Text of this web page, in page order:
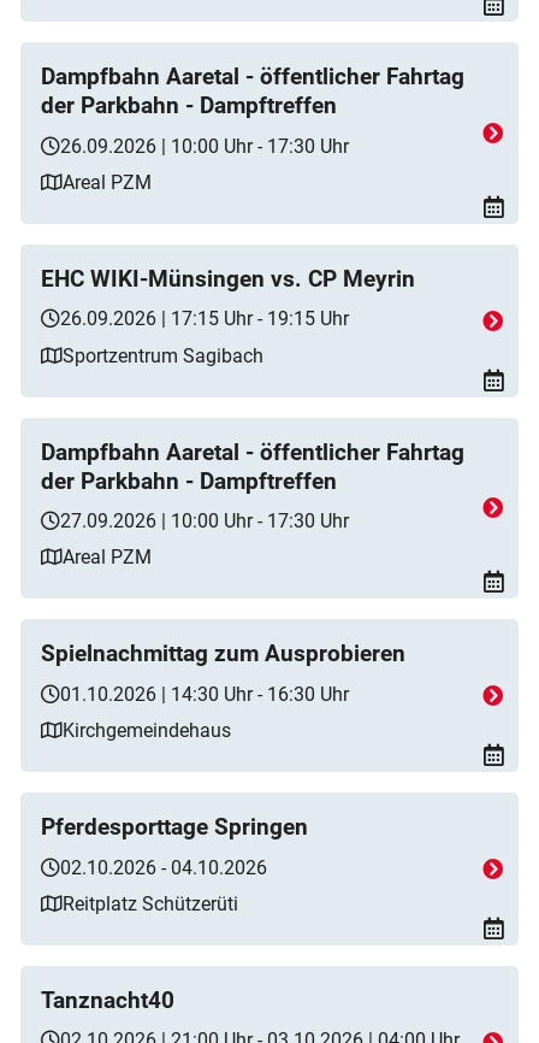
Dampfbahn Aaretal - öffentlicher Fahrtag
der Parkbahn - Dampftreffen
26.09.2026 | 10:00 Uhr - 17:30 Uhr
Areal PZM
EHC WIKI-Münsingen vs. CP Meyrin
26.09.2026 | 17:15 Uhr - 19:15 Uhr
Sportzentrum Sagibach
Dampfbahn Aaretal - öffentlicher Fahrtag
der Parkbahn - Dampftreffen
27.09.2026 | 10:00 Uhr - 17:30 Uhr
Areal PZM
Spielnachmittag zum Ausprobieren
01.10.2026 | 14:30 Uhr - 16:30 Uhr
Kirchgemeindehaus
Pferdesporttage Springen
02.10.2026 - 04.10.2026
Reitplatz Schützerüti
Tanznacht40